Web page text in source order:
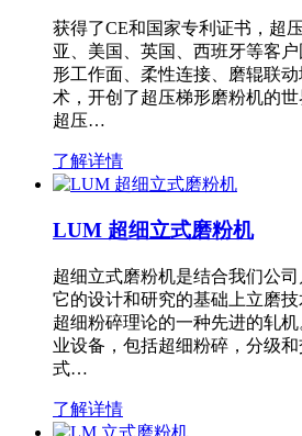
获得了CE和国家专利证书，超
亚、美国、英国、西班牙等客
形工作面、柔性连接、磨辊联
术，开创了超压梯形磨粉机的
超压…
了解详情
LUM 超细立式磨粉机
超细立式磨粉机是结合我们公司
它的设计和研究的基础上立磨
超细粉碎理论的一种先进的轧
业设备，包括超细粉碎，分级
式…
了解详情